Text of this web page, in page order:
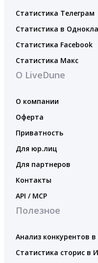
Статистика Телеграм
Статистика в
Статистика Facebook
Статистика Макс
О LiveDune
О компании
Оферта
Приватность
Для юр.лиц
Для партнеров
Контакты
API / MCP
Полезное
Анализ конкурентов
Статистика сторис в